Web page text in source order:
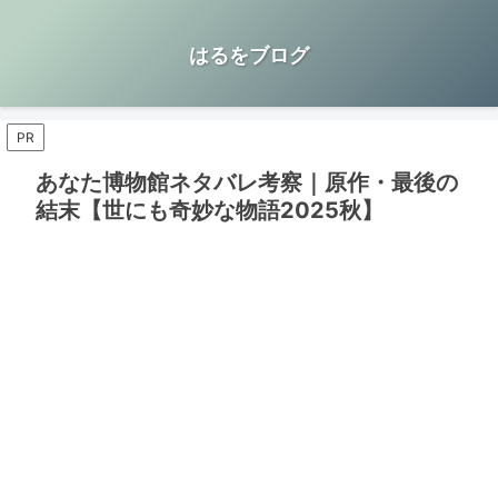
はるをブログ
PR
あなた博物館ネタバレ考察｜原作・最後の
結末【世にも奇妙な物語2025秋】